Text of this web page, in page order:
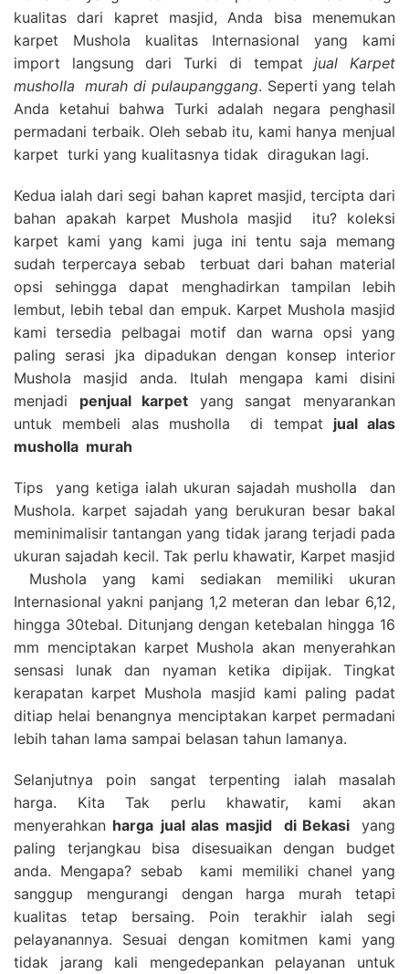
kualitas dari kapret masjid, Anda bisa menemukan
karpet Mushola kualitas Internasional yang kami
import langsung dari Turki di tempatjual Karpet
musholla
murah di pulaupanggang. Seperti yang telah
Anda ketahui bahwa Turki adalah negara penghasil
permadani terbaik. Oleh sebab itu, kami hanya menjual
karpet turki yang kualitasnya tidak diragukan lagi.
Kedua ialah dari segi bahan kapret masjid, tercipta dari
bahan apakah karpet Mushola masjid itu? koleksi
karpet kami yang kami juga ini tentu saja memang
sudah terpercaya sebab terbuat dari bahan material
opsi sehingga dapat menghadirkan tampilan lebih
lembut, lebih tebal dan empuk. Karpet Mushola masjid
kami tersedia pelbagai motif dan warna opsi yang
paling serasi jka dipadukan dengan konsep interior
Mushola masjid anda. Itulah mengapa kami disini
menjadi penjual karpet yang sangat menyarankan
untuk membeli alas musholla di tempat jual alas
musholla murah
Tips yang ketiga ialah ukuran sajadah musholla dan
Mushola. karpet sajadah yang berukuran besar bakal
meminimalisir tantangan yang tidak jarang terjadi pada
ukuran sajadah kecil. Tak perlu khawatir, Karpet masjid
Mushola yang kami sediakan memiliki ukuran
Internasional yakni panjang 1,2 meteran dan lebar 6,12,
hingga 30tebal. Ditunjang dengan ketebalan hingga 16
mm menciptakan karpet Mushola akan menyerahkan
sensasi lunak dan nyaman ketika dipijak. Tingkat
kerapatan karpet Mushola masjid kami paling padat
ditiap helai benangnya menciptakan karpet permadani
lebih tahan lama sampai belasan tahun lamanya.
Selanjutnya poin sangat terpenting ialah masalah
harga. Kita Tak perlu khawatir, kami akan
menyerahkan harga jual alas masjid di Bekasiyang
paling terjangkau bisa disesuaikan dengan budget
anda. Mengapa? sebab kami memiliki chanel yang
sanggup mengurangi dengan harga murah tetapi
kualitas tetap bersaing. Poin terakhir ialah segi
pelayanannya. Sesuai dengan komitmen kami yang
tidak jarang kali mengedepankan pelayanan untuk